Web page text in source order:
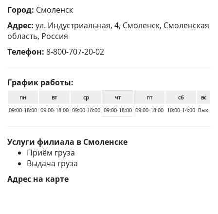
Город: Смоленск
Адрес: ул. Индустриальная, 4, Смоленск, Смоленская
область, Россия
Телефон: 8-800-707-20-02
График работы:
пн
09:00-18:00
вт
09:00-18:00
ср
09:00-18:00
чт
09:00-18:00
пт
09:00-18:00
сб
10:00-14:00
вс
Вых.
Услуги филиала в Смоленске
Приём груза
Выдача груза
Адрес на карте